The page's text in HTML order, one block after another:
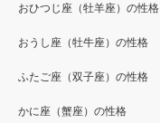
おひつじ座（牡羊座）の性格
おうし座（牡牛座）の性格
ふたご座（双子座）の性格
かに座（蟹座）の性格